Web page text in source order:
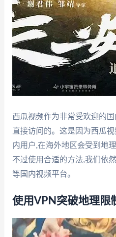
西瓜视频作为非常受欢迎的
直接访问的。这是因为西瓜
内用户,在海外地区会受到地
不过使用合适的方法,我们依
等国内视频平台。
使用VPN突破地理限